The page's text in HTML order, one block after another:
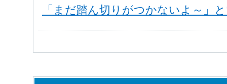
「まだ踏ん切りがつかないよ～」